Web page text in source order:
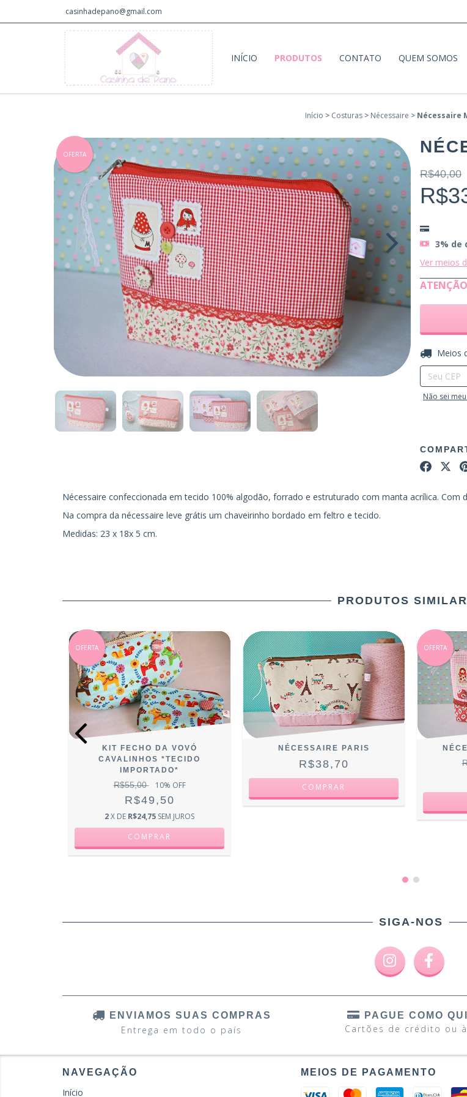
casinhadepano@gmail.com
INÍCIO PRODUTOS CONTATO QUEM SOMOS
Início > Costuras > Nécessaire > Nécessaire
OFERTA
R$40,00
3% de
Ver meios
Entregas
Meios
Não sei meu
Nécessaire confeccionada em tecido 100% algodão, forrado e estruturado com manta acrílica.
Na compra da nécessaire leve grátis um chaveirinho bordado em feltro e tecido.
Medidas: 23 x 18x 5 cm.
PRODUTOS
OFERTA
KIT FECHO DA VOVÓ
CAVALINHOS *TECIDO
IMPORTADO*
R$55,00 10% OFF
R$49,50
2X DE R$24,75 SEM JUROS
NÉCESSAIRE PARIS
R$38,70
OFERTA
SIGA-NOS
ENVIAMOS SUAS COMPRAS
Entrega em todo o país
PAGUE COMO
Cartões de crédito ou
NAVEGAÇÃO
Início
MEIOS DE PAGAMENTO